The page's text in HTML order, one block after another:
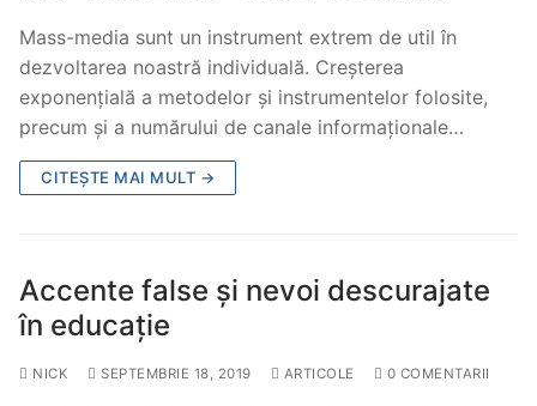
Mass-media sunt un instrument extrem de util în
dezvoltarea noastră individuală. Creșterea
exponențială a metodelor și instrumentelor folosite,
precum și a numărului de canale informaționale…
CITEȘTE MAI MULT →
Accente false şi nevoi descurajate
în educaţie
NICK SEPTEMBRIE 18, 2019 ARTICOLE 0 COMENTARII